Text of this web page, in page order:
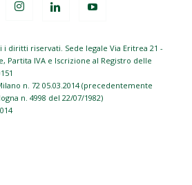
diritti riservati. Sede legale Via Eritrea 21 -
Partita IVA e Iscrizione al Registro delle
n. 72 05.03.2014 (precedentemente
n. 4998 del 22/07/1982)